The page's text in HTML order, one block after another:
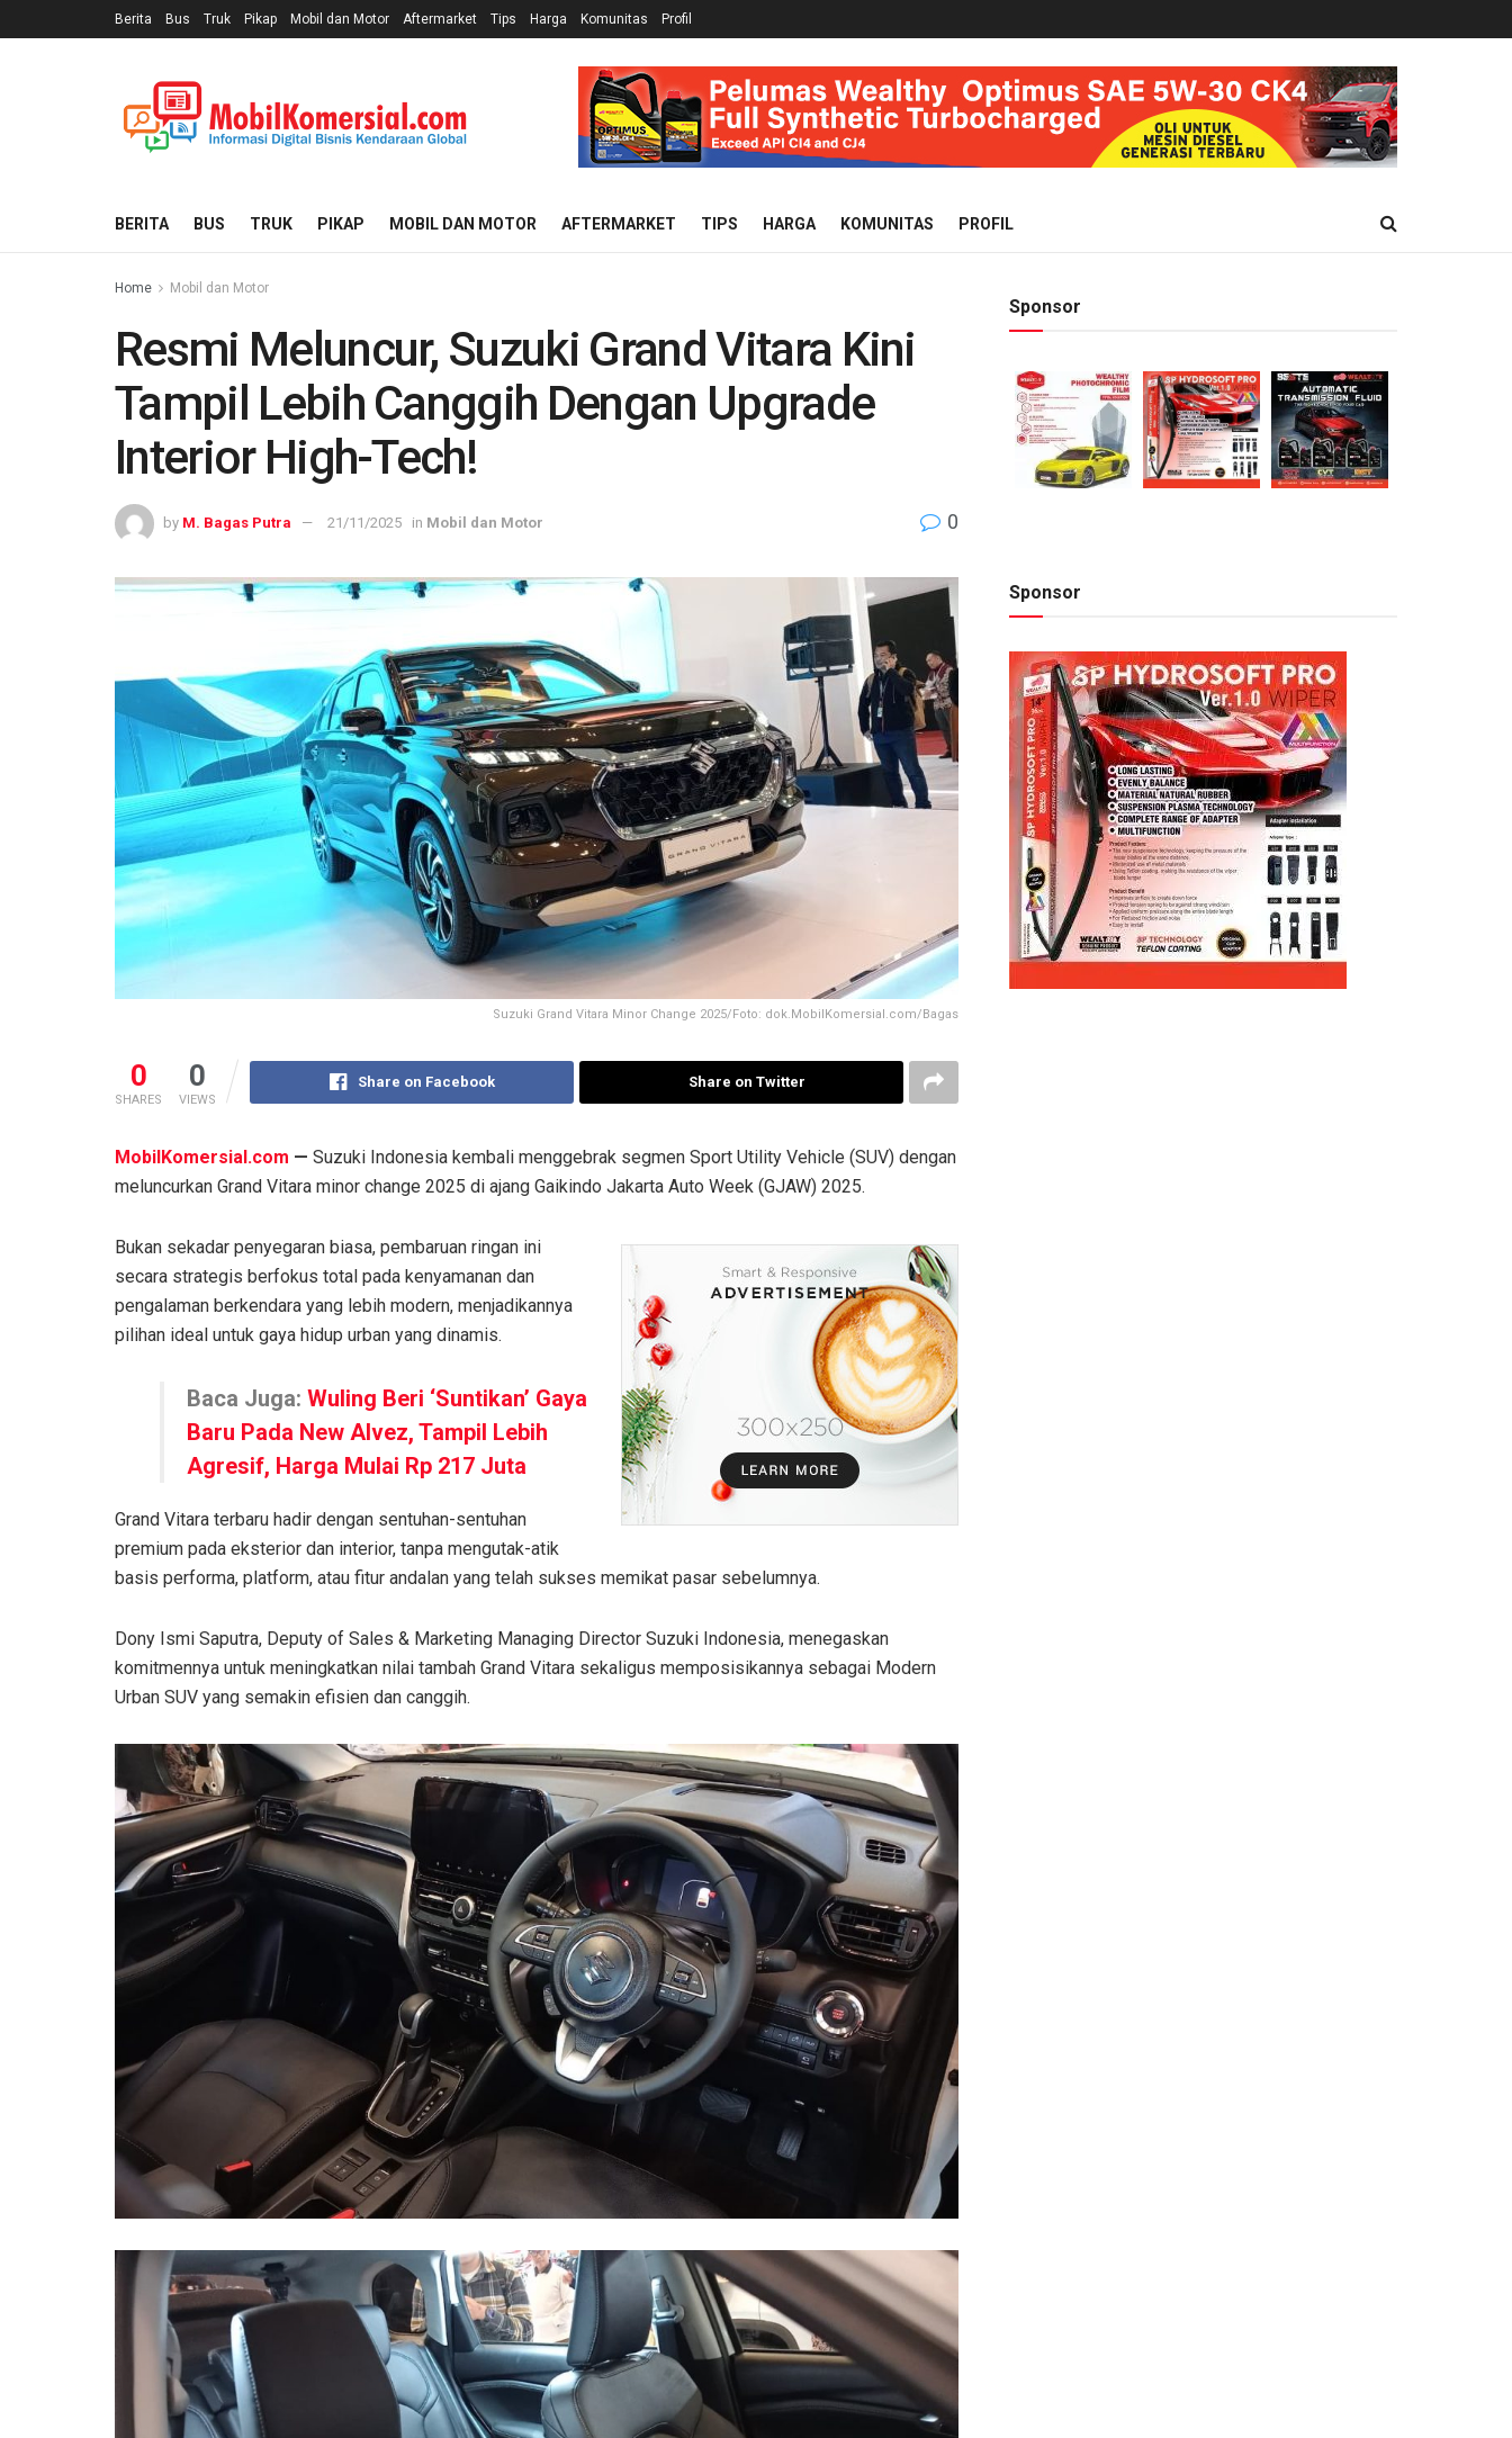
Berita Bus Truk Pikap Mobil dan Motor Aftermarket Tips Harga Komunitas Profil
BERITA BUS TRUK PIKAP MOBIL DAN MOTOR AFTERMARKET TIPS HARGA KOMUNITAS PROFIL
Home Mobil dan Motor
Resmi Meluncur, Suzuki Grand Vitara Kini
Tampil Lebih Canggih Dengan Upgrade
Interior High-Tech!
by M. Bagas Putra 21/11/2025 in Mobil dan Motor 0
Suzuki Grand Vitara Minor Change 2025/Foto: dok.MobilKomersial.com/Bagas
0
SHARES
0
VIEWS
Share on Facebook Share on Twitter
MobilKomersial.com — Suzuki Indonesia kembali menggebrak segmen Sport Utility Vehicle (SUV) dengan
meluncurkan Grand Vitara minor change 2025 di ajang Gaikindo Jakarta Auto Week (GJAW) 2025.
Bukan sekadar penyegaran biasa, pembaruan ringan ini
secara strategis berfokus total pada kenyamanan dan
pengalaman berkendara yang lebih modern, menjadikannya
pilihan ideal untuk gaya hidup urban yang dinamis.
Baca Juga: Wuling Beri ‘Suntikan’ Gaya
Baru Pada New Alvez, Tampil Lebih
Agresif, Harga Mulai Rp 217 Juta
Grand Vitara terbaru hadir dengan sentuhan-sentuhan
premium pada eksterior dan interior, tanpa mengutak-atik
basis performa, platform, atau fitur andalan yang telah sukses memikat pasar sebelumnya.
Dony Ismi Saputra, Deputy of Sales & Marketing Managing Director Suzuki Indonesia, menegaskan
komitmennya untuk meningkatkan nilai tambah Grand Vitara sekaligus memposisikannya sebagai Modern
Urban SUV yang semakin efisien dan canggih.
Sponsor
Sponsor